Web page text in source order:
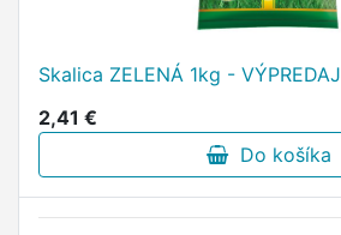
Skalica ZELENÁ 1kg - VÝPREDAJ
2,41 €
Do košíka